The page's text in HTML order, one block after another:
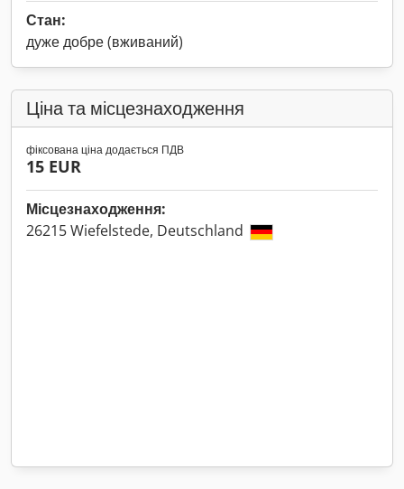
Стан:
дуже добре (вживаний)
Ціна та місцезнаходження
фіксована ціна додається ПДВ
15 EUR
Місцезнаходження:
26215 Wiefelstede, Deutschland